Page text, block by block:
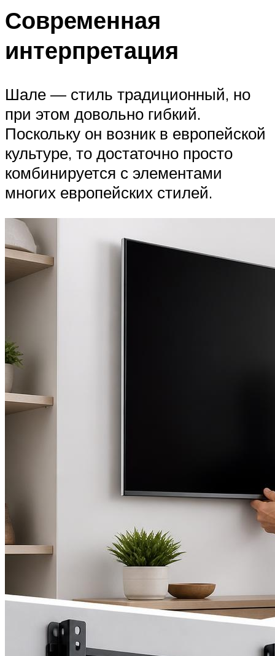
Современная
интерпретация
Шале — стиль традиционный, но
при этом довольно гибкий.
Поскольку он возник в европейской
культуре, то достаточно просто
комбинируется с элементами
многих европейских стилей.